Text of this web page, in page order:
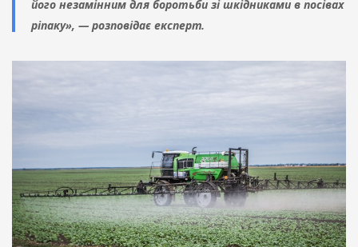
його незамінним для боротьби зі шкідниками в посівах
ріпаку», — розповідає експерт.